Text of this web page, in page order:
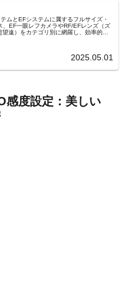
ムとEFシステムに属するフルサイズ・
、EF一眼レフカメラやRF/EFレンズ（ズ
遠）をカテゴリ別に網羅し、効率的に
2025.05.01
感度設定：美しい